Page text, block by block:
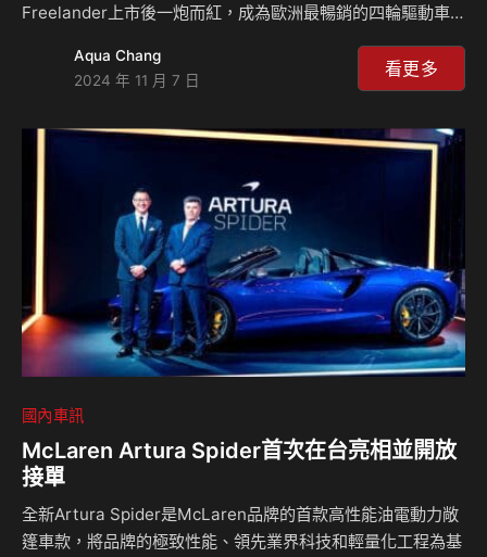
Freelander上市後一炮而紅，成為歐洲最暢銷的四輪驅動車
升手排車型，因此在台灣銷量不太理想，在2.5升V6自排車型
上市後，總代理迅速引進販售，本地銷量才逐漸拓展。它還有
https://www.youtube.com/@CELSIORS 相關新聞：
Aqua Chang
2024 年 11 月 7 日
看更多
國內車訊
McLaren Artura Spider首次在台亮相並開放
接單
全新Artura Spider是McLaren品牌的首款高性能油電動力敞
篷車款，將品牌的極致性能、領先業界科技和輕量化工程為基